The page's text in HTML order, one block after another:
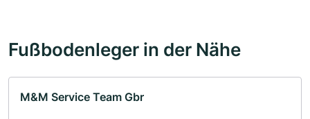
Fußbodenleger in der Nähe
M&M Service Team Gbr